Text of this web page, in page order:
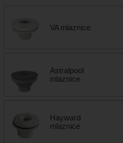
VA mlaznice
Astralpool
mlaznice
Hayward
mlaznice